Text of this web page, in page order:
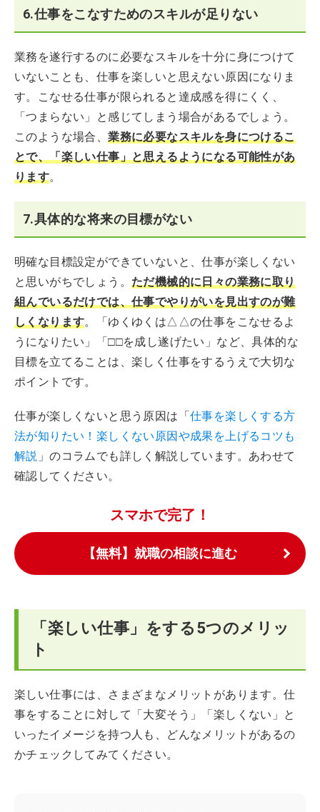
6.仕事をこなすためのスキルが足りない
業務を遂行するのに必要なスキルを十分に身につけて
いないことも、仕事を楽しいと思えない原因になりま
す。こなせる仕事が限られると達成感を得にくく、
「つまらない」と感じてしまう場合があるでしょう。
このような場合、業務に必要なスキルを身につけるこ
とで、「楽しい仕事」と思えるようになる可能性があ
ります。
7.具体的な将来の目標がない
明確な目標設定ができていないと、仕事が楽しくない
と思いがちでしょう。 ただ機械的に日々の業務に取り
組んでいるだけでは、仕事でやりがいを見出すのが難
しくなります。「ゆくゆくは△△の仕事をこなせるよ
うになりたい」「□□を成し遂げたい」など、具体的な
目標を立てることは、楽しく仕事をするうえで大切な
ポイントです。
仕事が楽しくないと思う原因は「仕事を楽しくする方
法が知りたい！楽しくない原因や成果を上げるコツも
解説 」のコラムでも詳しく解説しています。あわせて
確認してください。
スマホで完了！
【無料】就職の相談に進む
「楽しい仕事」をする5つのメリッ
ト
楽しい仕事には、さまざまなメリットがあります。仕
事をすることに対して「大変そう」「楽しくない」と
いったイメージを持つ人も、どんなメリットがあるの
かチェックしてみてください。